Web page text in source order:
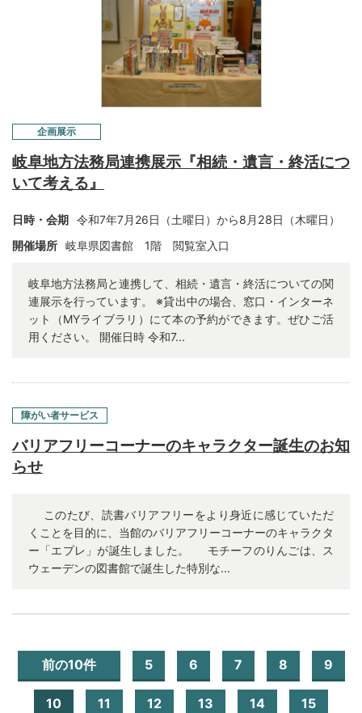
企画展示
岐阜地方法務局連携展示『相続・遺言・終活につ
いて考える』
日時・会期 令和7年7月26日（土曜日）から8 月28日（木曜日）
開催場所 岐阜県図書館 1階 閲覧室入口
岐阜地方法務局と連携して、相続・遺言・終活についての関
連展示を行っています。 ※貸出中の場合、窓口・インターネ
ット（MYライブラリ）にて本の予約ができます。ぜひご活
用ください。 開催日時 令和7...
障がい者サービス
バリアフリーコーナーのキャラクター誕生のお知
らせ
このたび、読書バリアフリーをより身近に感じていただ
くことを目的に、当館のバリアフリーコーナーのキャラクタ
ー「エプレ」が誕生しました。 モチーフのりんごは、ス
ウェーデンの図書館で誕生した特別な...
前の10件 5 6 7 8 9
10 11 12 13 14 15